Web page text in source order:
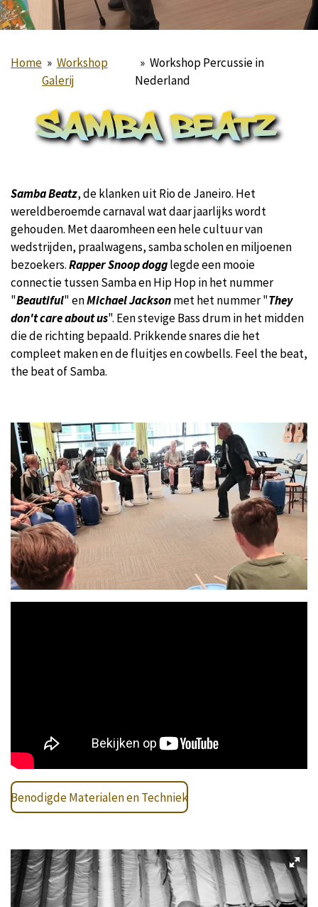
Home » Workshop
Galerij
» Workshop Percussie in
Nederland
Samba Beatz, de klanken uit Rio de Janeiro. Het
wereldberoemde carnaval wat daar jaarlijks wordt
gehouden. Met daaromheen een hele cultuur van
wedstrijden, praalwagens, samba scholen en miljoenen
bezoekers.Rapper Snoop dogglegde een mooie
connectie tussen Samba en Hip Hop in het nummer
"Beautiful" enMichael Jacksonmet het nummer "They
don't care about us". Een stevige Bass drum in het midden
die de richting bepaald. Prikkende snares die het
compleet maken en de fluitjes en cowbells. Feel the beat,
the beat of Samba.
Benodigde Materialen en Techniek